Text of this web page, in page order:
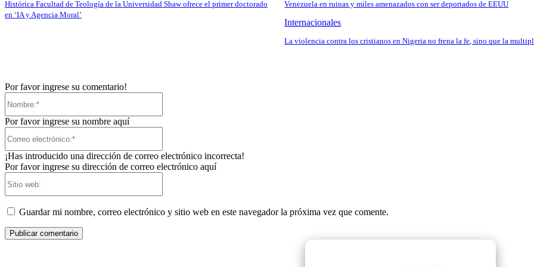
Histórica Facultad de Teología de la Universidad Shaw ofrece el primer doctorado
en ‘IA y Agencia Moral’
Venezuela en ruinas y miles amenazados con ser deportados de EEUU
Internacionales
La violencia contra los cristianos en Nigeria no frena la fe, sino que la
Por favor ingrese su comentario!
Por favor ingrese su nombre aquí
¡Has introducido una dirección de correo electrónico incorrecta!
Por favor ingrese su dirección de correo electrónico aquí
Guardar mi nombre, correo electrónico y sitio web en este navegador la próxima vez que comente.